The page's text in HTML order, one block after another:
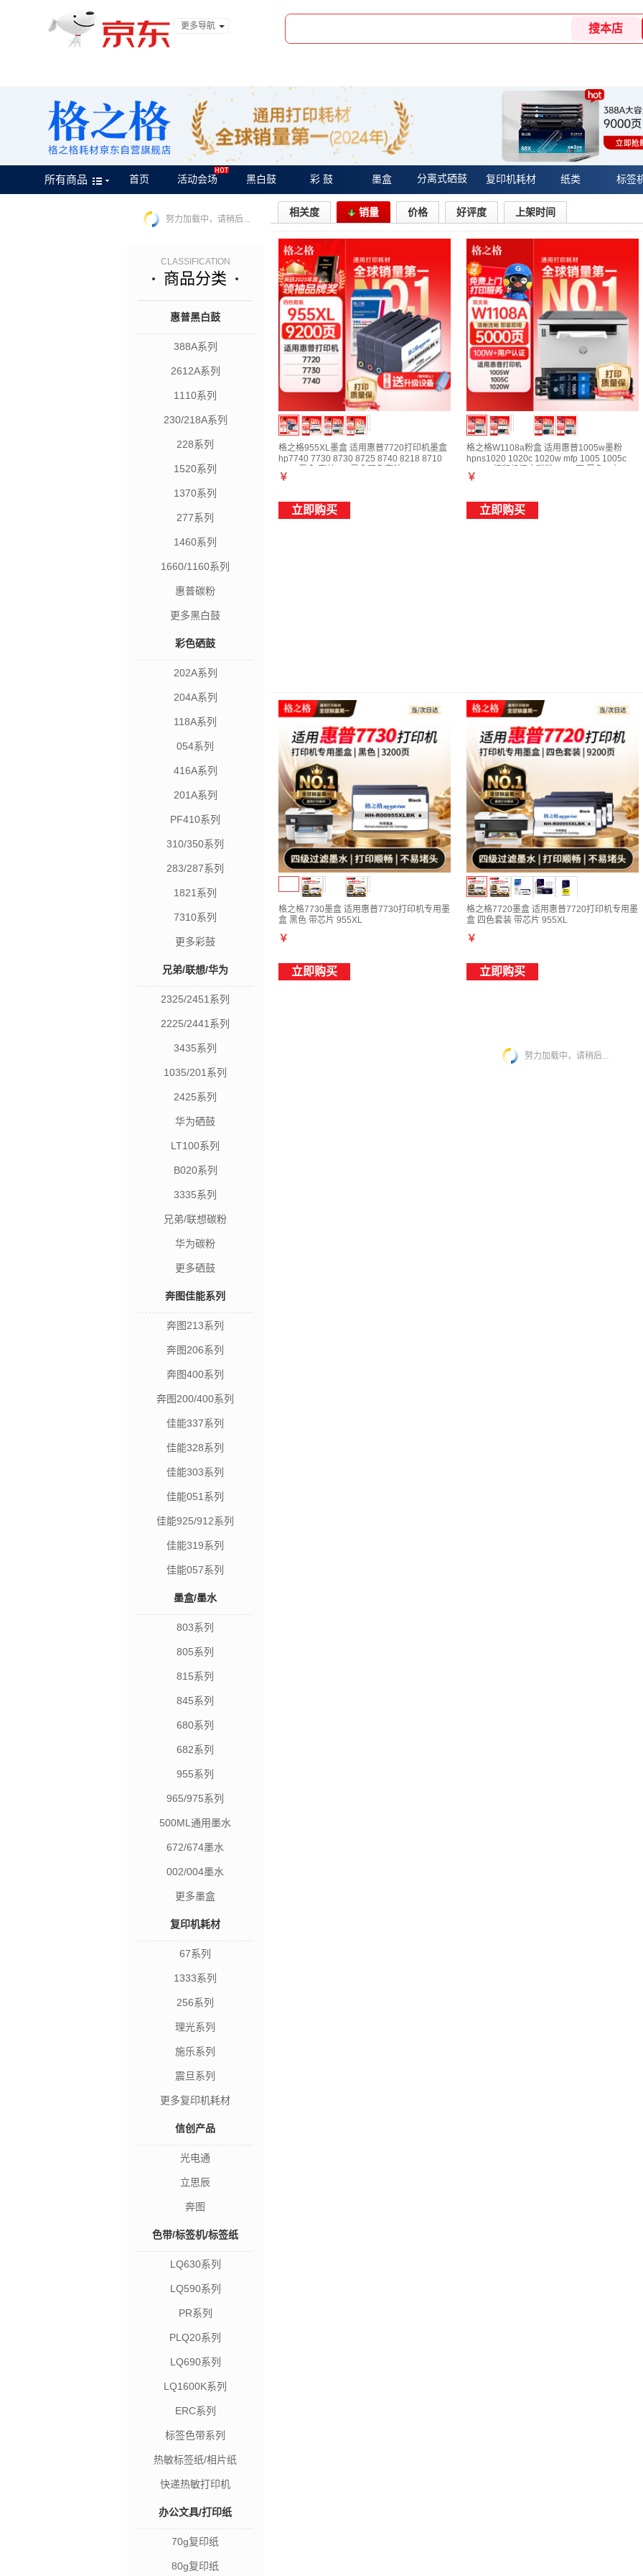
更多导航
所有商品 活动会场 分离式硒鼓
彩 鼓 标签
首页 墨盒 复印机耗材
黑白鼓 纸类
努力加载中，请稍后...
CLASSIFICATION
商品分类
惠普黑白鼓
388A系列
2612A系列
1110系列
230/218A系列
228系列
1520系列
1370系列
277系列
1460系列
1660/1160系列
惠普碳粉
更多黑白鼓
彩色硒鼓
202A系列
204A系列
118A系列
054系列
416A系列
201A系列
PF410系列
310/350系列
283/287系列
1821系列
7310系列
更多彩鼓
兄弟/联想/华为
2325/2451系列
2225/2441系列
3435系列
1035/201系列
2425系列
华为硒鼓
LT100系列
B020系列
3335系列
兄弟/联想碳粉
华为碳粉
更多硒鼓
奔图佳能系列
奔图213系列
奔图206系列
奔图400系列
奔图200/400系列
佳能337系列
佳能328系列
佳能303系列
佳能051系列
佳能925/912系列
佳能319系列
佳能057系列
墨盒/墨水
803系列
805系列
815系列
845系列
680系列
682系列
955系列
965/975系列
500ML通用墨水
672/674墨水
002/004墨水
更多墨盒
复印机耗材
67系列
1333系列
256系列
理光系列
施乐系列
震旦系列
更多复印机耗材
信创产品
光电通
立思辰
奔图
色带/标签机/标签纸
LQ630系列
LQ590系列
PR系列
PLQ20系列
LQ690系列
LQ1600K系列
ERC系列
标签色带系列
热敏标签纸/相片纸
快递热敏打印机
办公文具/打印纸
70g复印纸
80g复印纸
相关度 销量 价格 好评度 上架时间
格之格955XL墨盒 适用惠普7720打印机墨盒
hp7740 7730 8730 8725 8740 8218 8710
￥
立即购买
格之格W1108a粉盒 适用惠普1005w墨粉
hpns1020 1020c 1020w mfp 1005 1005c
￥
立即购买
格之格7730墨盒 适用惠普7730打印机专用墨
盒 黑色 带芯片 955XL
￥
立即购买
格之格7720墨盒 适用惠普7720打印机专用墨
盒 四色套装 带芯片 955XL
￥
立即购买
努力加载中，请稍后...